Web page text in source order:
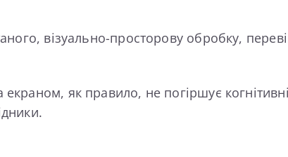
візуально-просторову обробку,
як правило, не погіршує когнітивні